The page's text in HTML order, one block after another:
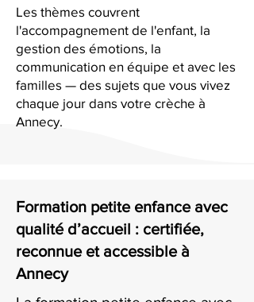
Les thèmes couvrent
l'accompagnement de l'enfant, la
gestion des émotions, la
communication en équipe et avec les
familles — des sujets que vous vivez
chaque jour dans votre crèche à
Annecy.
Formation petite enfance avec
qualité d’accueil : certifiée,
reconnue et accessible à
Annecy